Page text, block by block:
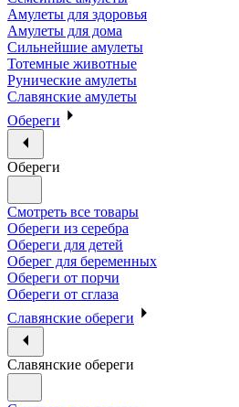
Амулеты для здоровья
Амулеты для дома
Сильнейшие амулеты
Тотемные животные
Рунические амулеты
Славянские амулеты
Обереги
Обереги
Смотреть все товары
Обереги из серебра
Обереги для детей
Оберег для беременных
Обереги от порчи
Обереги от сглаза
Славянские обереги
Славянские обереги